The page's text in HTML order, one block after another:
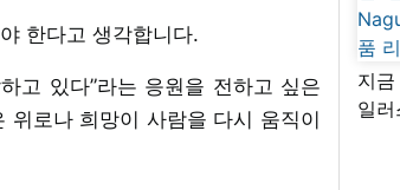
한다고 생각합니다.
고 있다”라는 응원을 전하고 싶은
로나 희망이 사람을 다시 움직이
지
일